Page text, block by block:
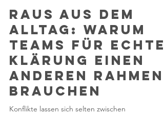
vor 16 Stunden
1 Min. Lesezeit
Raus aus dem
Alltag: Warum
Teams für echte
Klärung einen
anderen Rahmen
brauchen